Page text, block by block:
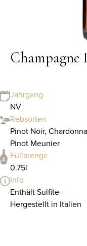
Jahrgang
NV
Rebsorten
Pinot Noir,
Pinot Meunier
Füllmenge
0.75l
Info
Enthält Sulfite -
Hergestellt in Italien